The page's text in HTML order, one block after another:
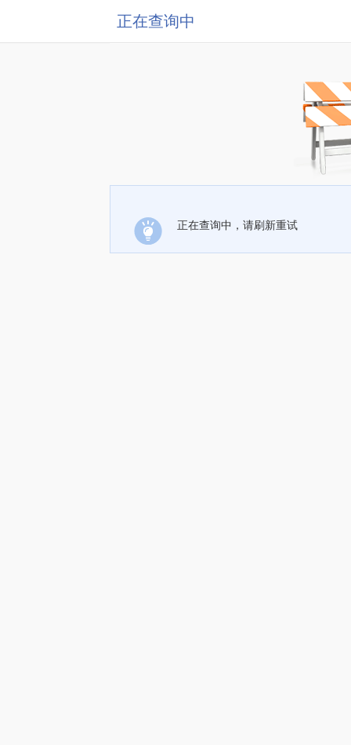
正在查询中
正在查询中，请刷新重试